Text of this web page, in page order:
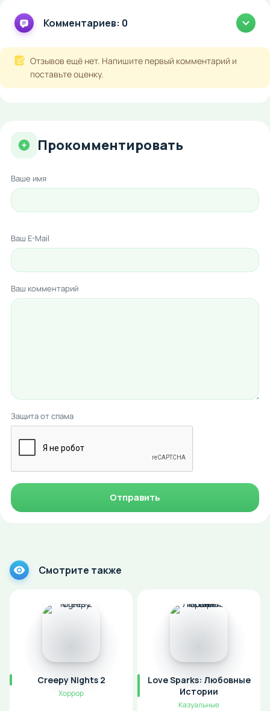
Комментариев: 0
Отзывов ещё нет. Напишите первый комментарий и
поставьте оценку.
Прокомментировать
Ваше имя
Ваш E-Mail
Ваш комментарий
Защита от спама
Отправить
Смотрите также
Creepy Nights 2
Хоррор
Love Sparks: Любовные
Истории
Казуальные